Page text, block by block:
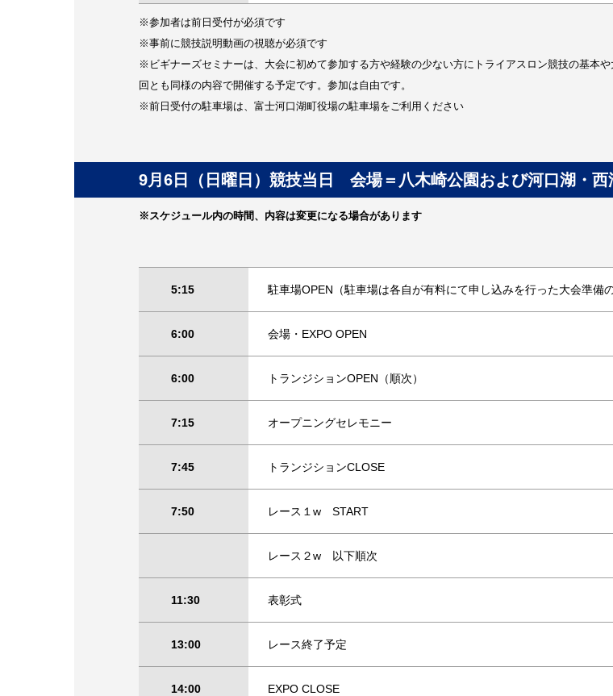
※参加者は前日受付が必須です
※事前に競技説明動画の視聴が必須です
※ビギナーズセミナーは、大会に初めて参加する方や経験の少ない方にトライアスロン競技の基本
回とも同様の内容で開催する予定です。参加は自由です。
※前日受付の駐車場は、富士河口湖町役場の駐車場をご利用ください
9月6日（日曜日）競技当日 会場＝八木崎公園および河口湖・西
※スケジュール内の時間、内容は変更になる場合があります
5:15 駐車場OPEN（駐車場は各自が有料にて申し込みを行った大会準備の
6:00 会場・EXPO OPEN
6:00 トランジションOPEN（順次）
7:15 オープニングセレモニー
7:45 トランジションCLOSE
7:50 レース１w START
レース２w 以下順次
11:30 表彰式
13:00 レース終了予定
14:00 EXPO CLOSE